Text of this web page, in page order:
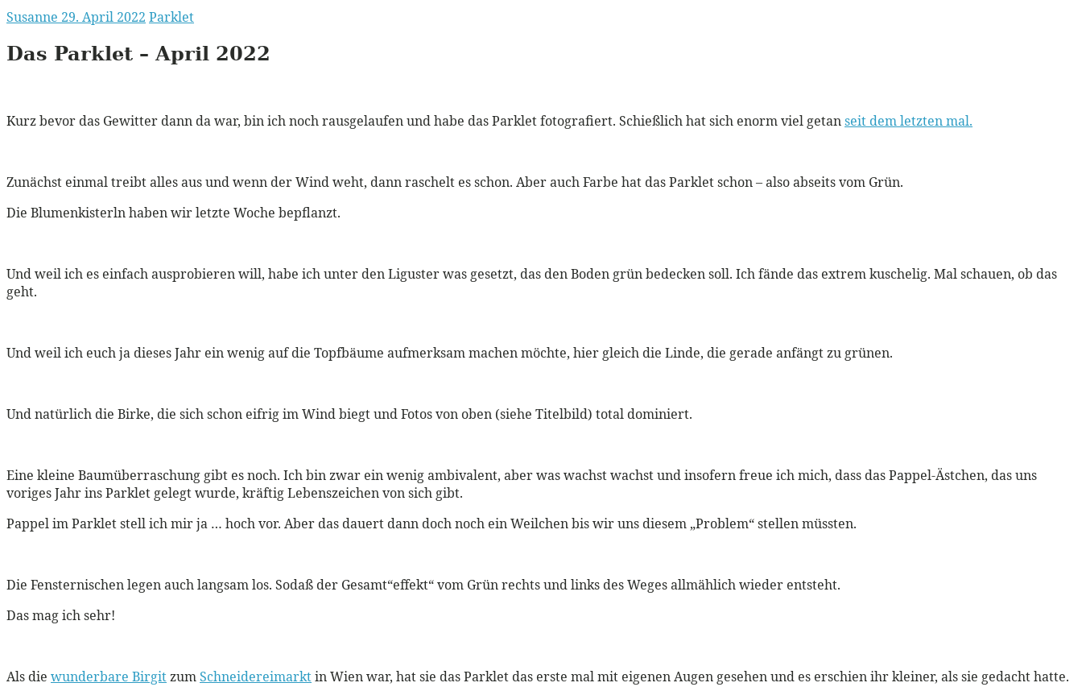
Susanne 29. April 2022 Parklet
Das Parklet – April 2022
Kurz bevor das Gewitter dann da war, bin ich noch rausgelaufen und habe das Parklet fotografiert. Schießlich hat sich enorm viel getanseit dem letzten mal.
Zunächst einmal treibt alles aus und wenn der Wind weht, dann raschelt es schon. Aber auch Farbe hat das Parklet schon – also abseits vom Grün.
Die Blumenkisterln haben wir letzte Woche bepflanzt.
Und weil ich es einfach ausprobieren will, habe ich unter den Liguster was gesetzt, das den Boden grün bedecken soll. Ich fände das extrem kuschelig. Mal schauen, ob das
geht.
Und weil ich euch ja dieses Jahr ein wenig auf die Topfbäume aufmerksam machen möchte, hier gleich die Linde, die gerade anfängt zu grünen.
Und natürlich die Birke, die sich schon eifrig im Wind biegt und Fotos von oben (siehe Titelbild) total dominiert.
Eine kleine Baumüberraschung gibt es noch. Ich bin zwar ein wenig ambivalent, aber was wachst wachst und insofern freue ich mich, dass das Pappel-Ästchen, das uns
voriges Jahr ins Parklet gelegt wurde, kräftig Lebenszeichen von sich gibt.
Pappel im Parklet stell ich mir ja … hoch vor. Aber das dauert dann doch noch ein Weilchen bis wir uns diesem „Problem“ stellen müssten.
Die Fensternischen legen auch langsam los. Sodaß der Gesamt“effekt“ vom Grün rechts und links des Weges allmählich wieder entsteht.
Das mag ich sehr!
Als die wunderbare BirgitzumSchneidereimarktin Wien war, hat sie das Parklet das erste mal mit eigenen Augen gesehen und es erschien ihr kleiner, als sie gedacht hatte.